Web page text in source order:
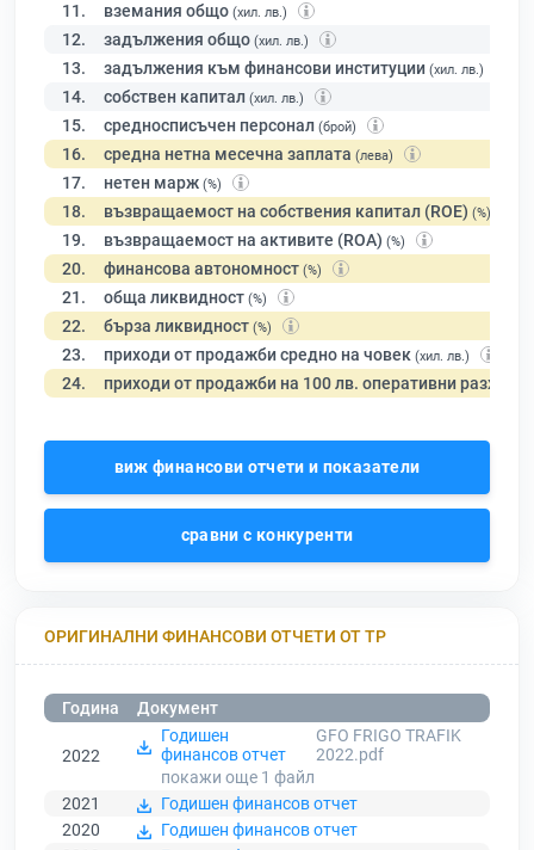
11. вземания общо (хил. лв.)
12. задължения общо (хил. лв.)
13. задължения към финансови институции (хил. лв.)
14. собствен капитал (хил. лв.)
15. средносписъчен персонал (брой)
16. средна нетна месечна заплата (лева)
17. нетен марж (%)
18. възвращаемост на собствения капитал (ROE) (%)
19. възвращаемост на активите (ROA) (%)
20. финансова автономност (%)
21. обща ликвидност (%)
22. бърза ликвидност (%)
23. приходи от продажби средно на човек (хил. лв.)
24. приходи от продажби на 100 лв. оперативни разходи
виж финансови отчети и показатели
сравни с конкуренти
ОРИГИНАЛНИ ФИНАНСОВИ ОТЧЕТИ ОТ ТР
Година Документ
2022
Годишен
финансов отчет
GFO FRIGO TRAFIK
2022.pdf
покажи още 1 файл
2021
Годишен финансов отчет
2020
Годишен финансов отчет